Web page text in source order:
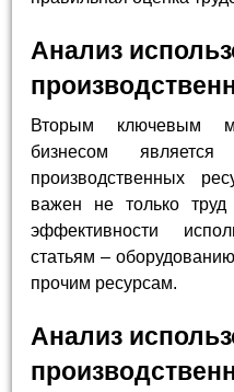
Анализ
Вторым ключевым
бизнесом является
производственных
важен не только
эффективности
статьям –
прочим ресурсам.
Анализ